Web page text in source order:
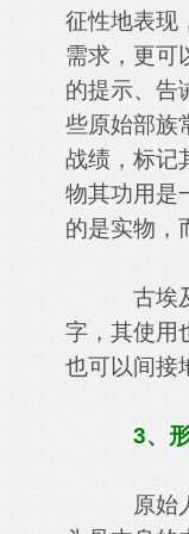
征性地表现
需求，更可
的提示、告
些原始部族
战绩，标记
物其功用是
的是实物，
古埃
字，其使用
也可以间接
3、
原始